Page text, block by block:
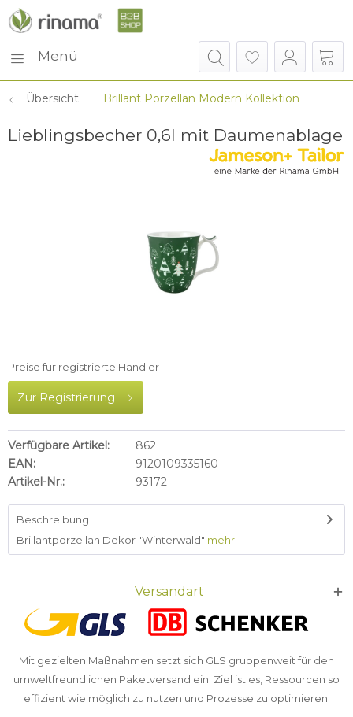
Menü
Übersicht Brillant Porzellan Modern Kollektion
Lieblingsbecher 0,6l mit Daumenablage
Preise für registrierte Händler
Zur Registrierung
Verfügbare Artikel:
862
EAN:
9120109335160
Artikel-Nr.:
93172
Beschreibung
Brillantporzellan Dekor "Winterwald" mehr
Versandart
Mit gezielten Maßnahmen setzt sich GLS gruppenweit für den
umweltfreundlichen Paketversand ein. Ziel ist es, Ressourcen so
effizient wie möglich zu nutzen und Prozesse zu optimieren.